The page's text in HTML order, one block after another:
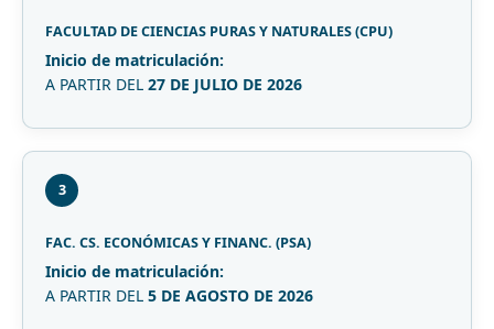
FACULTAD DE CIENCIAS PURAS Y NATURALES (CPU)
Inicio de matriculación:
A PARTIR DEL 27 DE JULIO DE 2026
3
FAC. CS. ECONÓMICAS Y FINANC. (PSA)
Inicio de matriculación:
A PARTIR DEL 5 DE AGOSTO DE 2026